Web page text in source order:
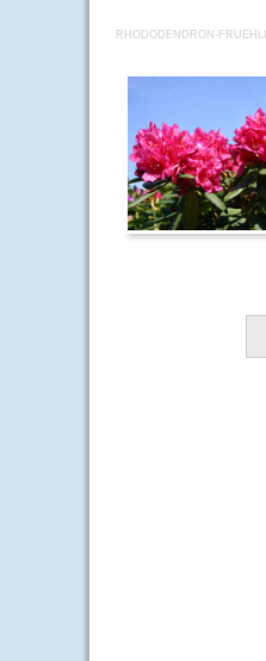
RHODODENDRON-